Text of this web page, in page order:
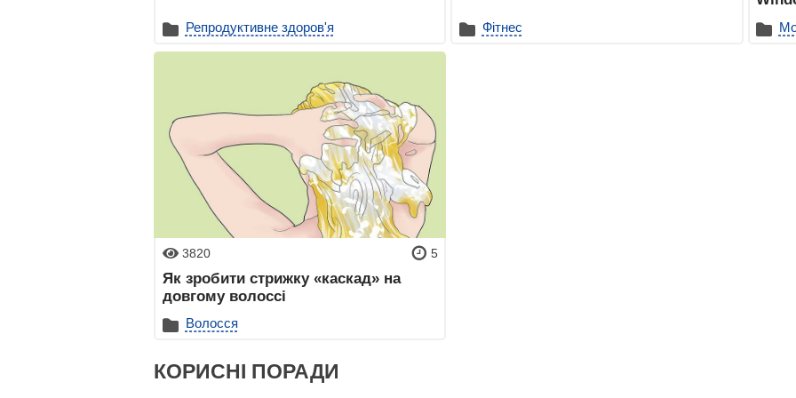
Репродуктивне здоров'я Фітнес
3820 5
Як зробити стрижку «каскад» на
довгому волоссі
Волосся
КОРИСНІ ПОРАДИ